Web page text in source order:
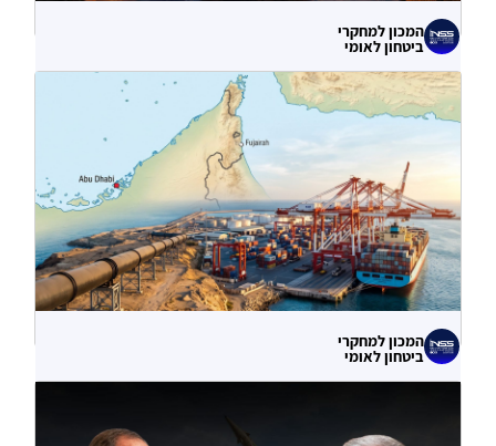
המכון למחקרי
ביטחון לאומי
לא רק הנזק המיידי: מה מלמדות תקיפות
הסייבר נגד תשתיות המים בארצות הברית?
המכון למחקרי
ביטחון לאומי
עוקף הורמוז? ההימור האסטרטגי הבעייתי